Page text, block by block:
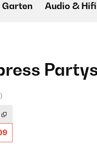
Garten Audio & Hifi